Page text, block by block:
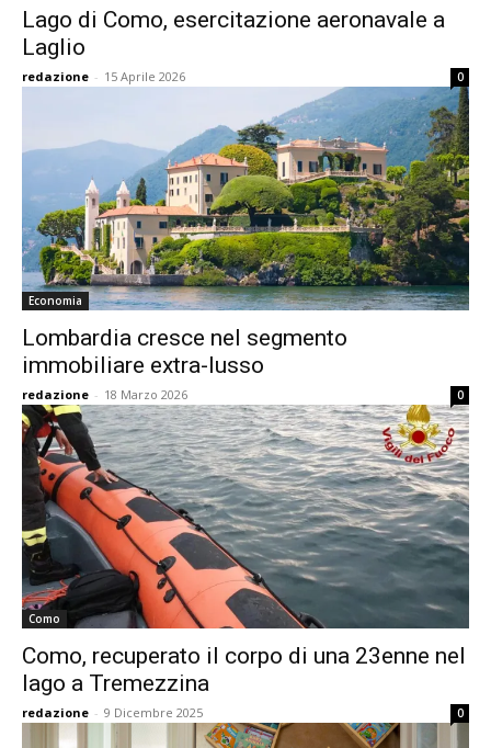
Lago di Como, esercitazione aeronavale a
Laglio
redazione - 15 Aprile 2026 0
Economia
Lombardia cresce nel segmento
immobiliare extra-lusso
redazione - 18 Marzo 2026 0
Como
Como, recuperato il corpo di una 23enne nel
lago a Tremezzina
redazione - 9 Dicembre 2025 0